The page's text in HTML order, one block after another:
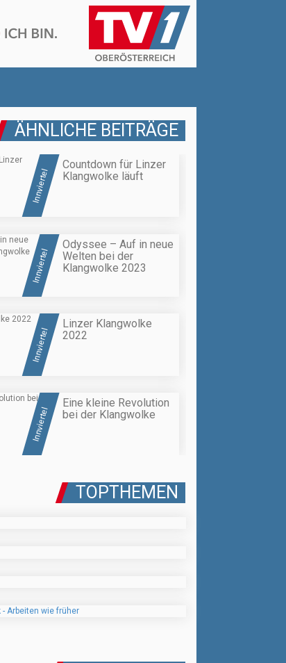
ÄHNLICHE BEITRÄGE
Innviertel
Countdown für Linzer
Klangwolke läuft
Innviertel
Odyssee – Auf in neue
Welten bei der
Klangwolke 2023
Innviertel
Linzer Klangwolke
2022
Innviertel
Eine kleine Revolution
bei der Klangwolke
TOPTHEMEN